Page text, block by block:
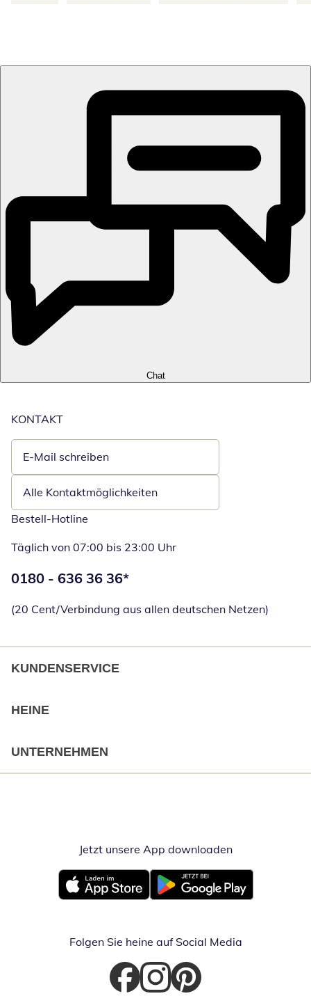
Chat
KONTAKT
E-Mail schreiben
Öffnet E-Mail-Client
Alle Kontaktmöglichkeiten
Bestell-Hotline
Täglich von 07:00 bis 23:00 Uhr
Telefonnummer:
0180 - 636 36 36*
(20 Cent/Verbindung aus allen deutschen Netzen)
KUNDENSERVICE
HEINE
UNTERNEHMEN
Jetzt unsere App downloadenÖffnet in
Öffnet in neuem FensterÖffnet in neuem Fenster
Folgen Sie heine auf Social Media
Öffnet in neuem Fenster
Öffnet in neuem Fenster
Öffnet in neuem Fenster